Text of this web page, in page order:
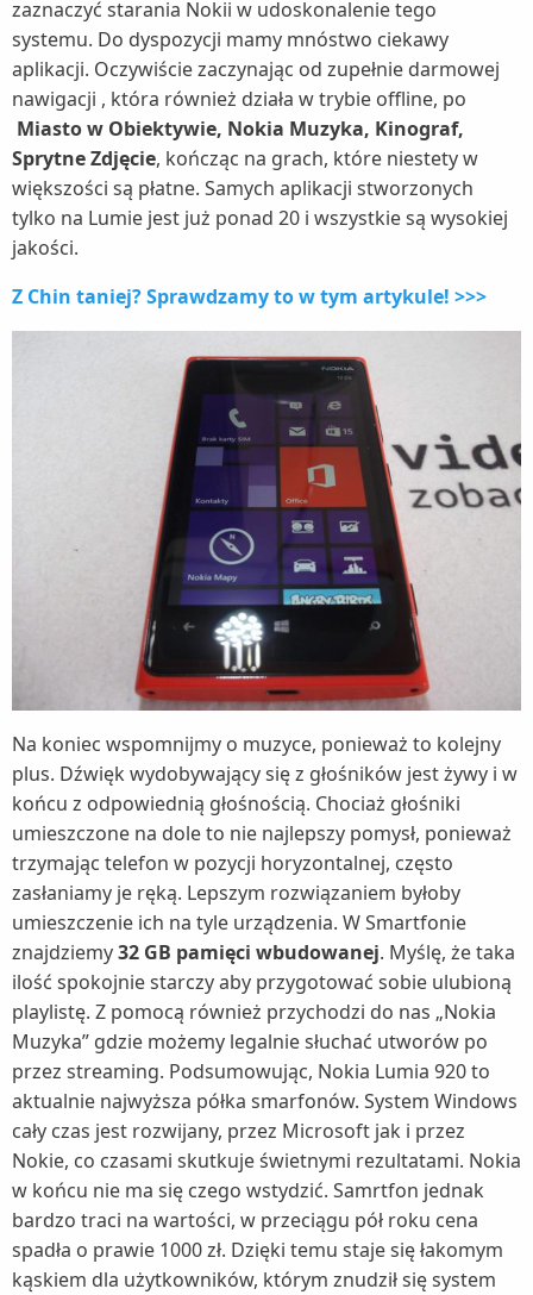
zaznaczyć starania Nokii w udoskonalenie tego
systemu. Do dyspozycji mamy mnóstwo ciekawy
aplikacji. Oczywiście zaczynając od zupełnie darmowej
nawigacji , która również działa w trybie offline, po
Miasto w Obiektywie, Nokia Muzyka, Kinograf,
Sprytne Zdjęcie, kończąc na grach, które niestety w
większości są płatne. Samych aplikacji stworzonych
tylko na Lumie jest już ponad 20 i wszystkie są wysokiej
jakości.
Z Chin taniej? Sprawdzamy to w tym artykule! >>>
Na koniec wspomnijmy o muzyce, ponieważ to kolejny
plus. Dźwięk wydobywający się z głośników jest żywy i w
końcu z odpowiednią głośnością. Chociaż głośniki
umieszczone na dole to nie najlepszy pomysł, ponieważ
trzymając telefon w pozycji horyzontalnej, często
zasłaniamy je ręką. Lepszym rozwiązaniem byłoby
umieszczenie ich na tyle urządzenia. W Smartfonie
znajdziemy32 GB pamięci wbudowanej. Myślę, że taka
ilość spokojnie starczy aby przygotować sobie ulubioną
playlistę. Z pomocą również przychodzi do nas „Nokia
Muzyka” gdzie możemy legalnie słuchać utworów po
przez streaming. Podsumowując, Nokia Lumia 920 to
aktualnie najwyższa półka smarfonów. System Windows
cały czas jest rozwijany, przez Microsoft jak i przez
Nokie, co czasami skutkuje świetnymi rezultatami. Nokia
w końcu nie ma się czego wstydzić. Samrtfon jednak
bardzo traci na wartości, w przeciągu pół roku cena
spadła o prawie 1000 zł. Dzięki temu staje się łakomym
kąskiem dla użytkowników, którym znudził się system